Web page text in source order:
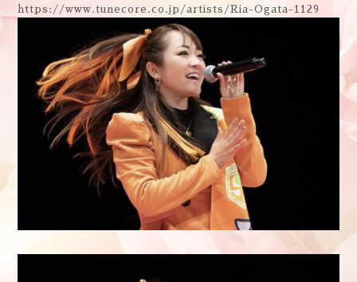
https://www.tunecore.co.jp/artists/Ria-Ogata-1129